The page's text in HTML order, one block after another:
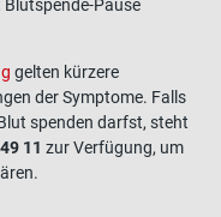
Blutspende-Pause
gelten kürzere
derSymptome. Falls
spenden darfst, steht
11 zur Verfügung, um